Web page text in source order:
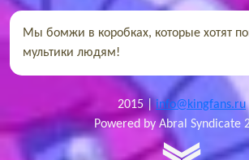
Мы бомжи в коробках, которые хотят
мультики людям!
2015 |info@kingfans.ru
Powered by Abral Syndicate